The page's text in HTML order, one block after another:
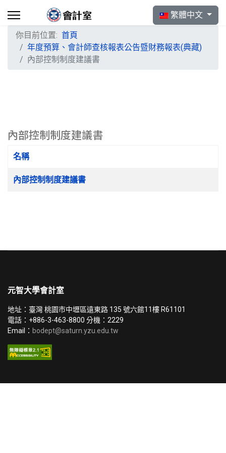
選擇你的語言
繁體中文
你目前位置: 首頁
年度預算、會計師查核報表公告暨財務報表(典藏)
內部控制制度建議書
內部控制制度建議書
文章列表
名稱
內部控制制度建議書
元智大學會計室
地址：臺灣 桃園市中壢區遠東路 135 號六館11樓 R61101
電話：+886-3-463-8800 分機：2229
Email： bodept@saturn.yzu.edu.tw